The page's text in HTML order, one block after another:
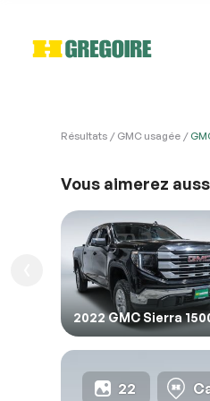
Résultats GMC usagée
Vous aimerez
2022 GMC Sierra
22